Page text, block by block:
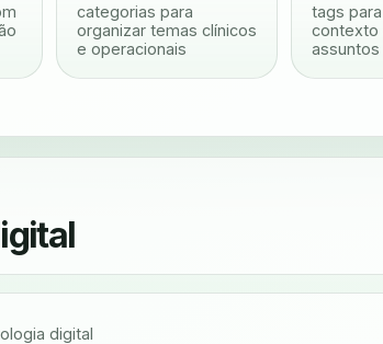
categorias para
organizar temas clínicos
e operacionais
tags
contexto
digital